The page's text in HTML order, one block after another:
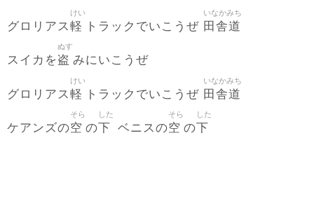
グロリアス軽
けい
トラックでいこうぜ 田舎道
いなかみち
スイカを盗
ぬす
みにいこうぜ
グロリアス軽
けい
トラックでいこうぜ 田舎道
いなかみち
ケアンズの空
そら
の下
した
ベニスの空
そら
の下
した